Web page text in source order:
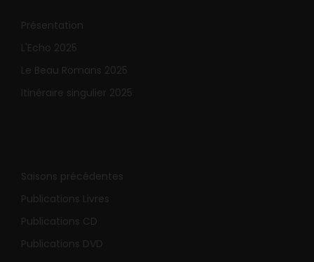
Présentation
L'Echo 2025
Le Beau Romans 2025
Itinéraire singulier 2025
Saisons précédentes
Publications Livres
Publications CD
Publications DVD